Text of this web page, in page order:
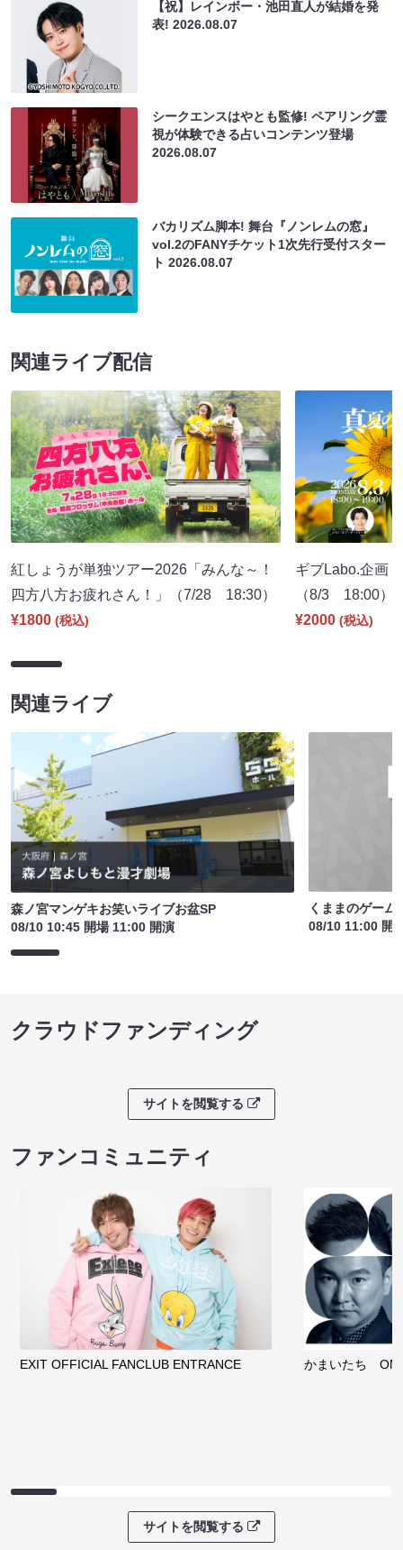
【祝】レインボー・池田直人が結婚を発
表!2026.08.07
シークエンスはやとも監修! ペアリング霊
視が体験できる占いコンテンツ登場
2026.08.07
バカリズム脚本! 舞台『ノンレムの窓』
vol.2のFANYチケット1次先行受付スター
ト2026.08.07
関連ライブ配信
紅しょうが単独ツアー2026「みんな～！
四方八方お疲れさん！」（7/28 18:30）
¥1800 (税込)
ギブLabo.企画
（8/3 18:00）
¥2000 (税込)
関連ライブ
森ノ宮マンゲキお笑いライブお盆SP
08/10 10:45 開場 11:00 開演
くままのゲー
08/10 11:00 開
クラウドファンディング
サイトを閲覧する
ファンコミュニティ
EXIT OFFICIAL FANCLUB ENTRANCE かまいたち
サイトを閲覧する